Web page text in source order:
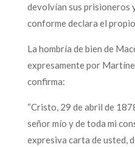
devolvían sus prisioneros
conforme declara el
La hombría de bien de
expresamente por
confirma:
“Cristo, 29 de abril de
señor mío y de toda mi
expresiva carta de usted,